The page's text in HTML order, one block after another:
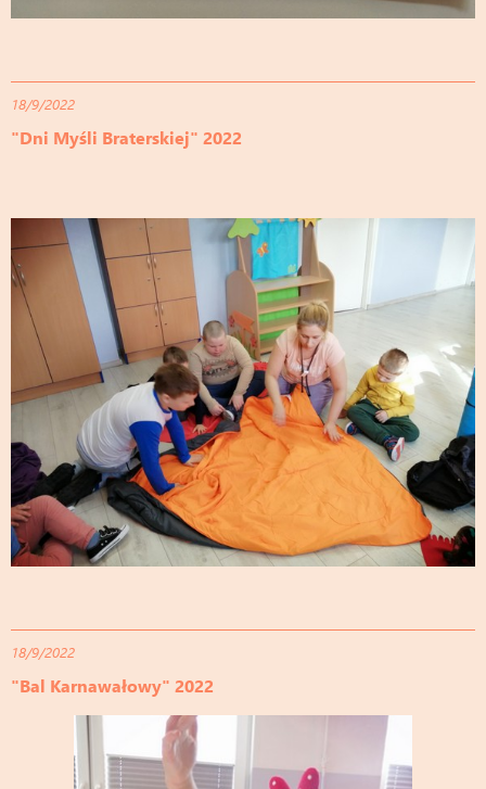
18/9/2022
"Dni Myśli Braterskiej" 2022
18/9/2022
"Bal Karnawałowy" 2022